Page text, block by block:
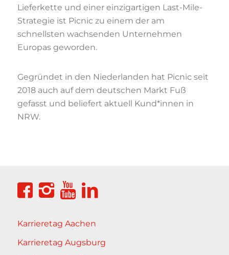
Lieferkette und einer einzigartigen Last-Mile-
Strategie ist Picnic zu einem der am
schnellsten wachsenden Unternehmen
Europas geworden.
Gegründet in den Niederlanden hat Picnic seit
2018 auch auf dem deutschen Markt Fuß
gefasst und beliefert aktuell Kund*innen in
NRW.
Karrieretag Aachen
Karrieretag Augsburg